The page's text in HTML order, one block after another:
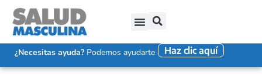
¿Necesitas ayuda?Podemos ayudarte Haz clic aquí